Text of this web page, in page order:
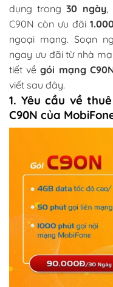
dụng trong 30 ngày,
C90N còn ưu đãi
ngoại mạng. Soạn
ngay ưu đãi từ nhà
tiết vềgói mạng
viết sau đây.
1. Yêu cầu về
C90N của